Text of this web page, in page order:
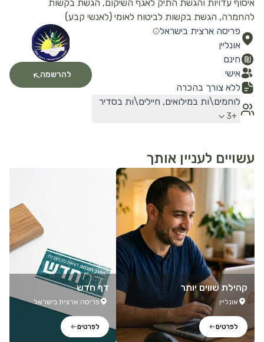
איסוף עדויות והגשת התיק לאגף השיקום, הגשת בקשות
להחמרה, הגשת בקשות לביטוח לאומי (לאנשי קבע)
פריסה ארצית בישראל
אונליין
חינם
אישי
ללא צורך בהכרה
לוחמים\ות במילואים, חיילים\ות בסדיר
+
3
להרשמה
עשויים לעניין אותך
קהילת שווים יותר
אונליין
לפרטים
לפרטים נוספים
דף חדש
פריסה ארצית בישראל
לפרטים